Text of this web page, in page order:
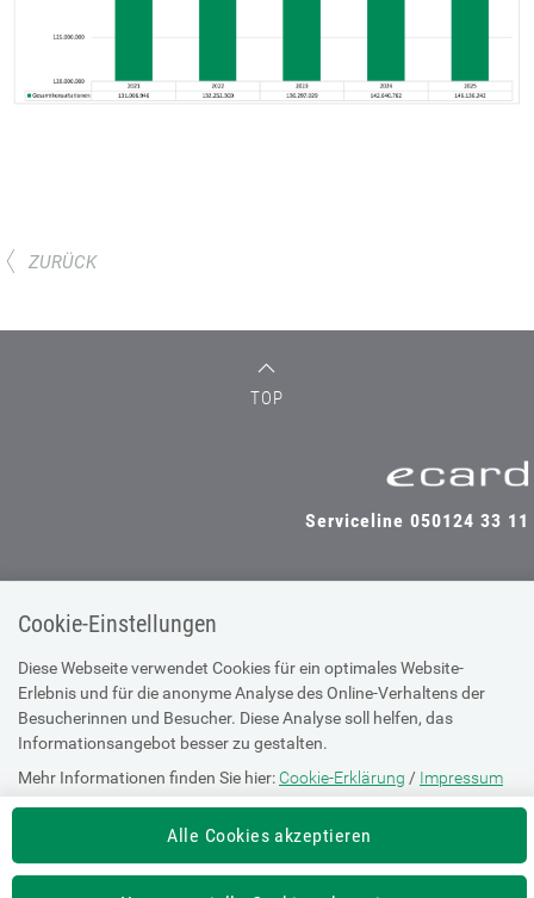
Cookie-Einstellungen
Diese Webseite verwendet Cookies für ein optimales Website-
Erlebnis und für die anonyme Analyse des Online-Verhaltens der
Besucherinnen und Besucher. Diese Analyse soll helfen, das
Informationsangebot besser zu gestalten.
Mehr Informationen finden Sie hier: Cookie-Erklärung / Impressum
Alle Cookies akzeptieren
ZURÜCK
TOP
Serviceline 050124 33 11
SV-TRÄGER
Impressum
Barrierefreiheitserklärung
Supportanfrage bei technischen